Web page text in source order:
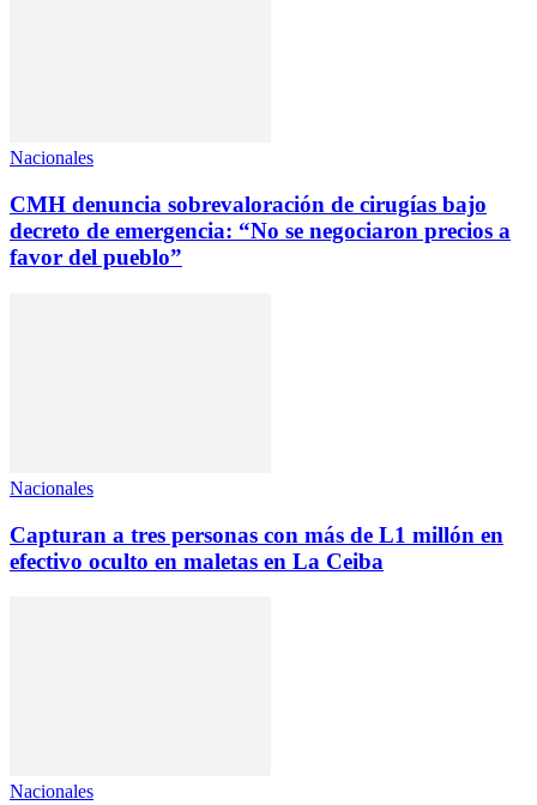
Nacionales
CMH denuncia sobrevaloración de cirugías bajo
decreto de emergencia: “No se negociaron precios a
favor del pueblo”
Nacionales
Capturan a tres personas con más de L1 millón en
efectivo oculto en maletas en La Ceiba
Nacionales